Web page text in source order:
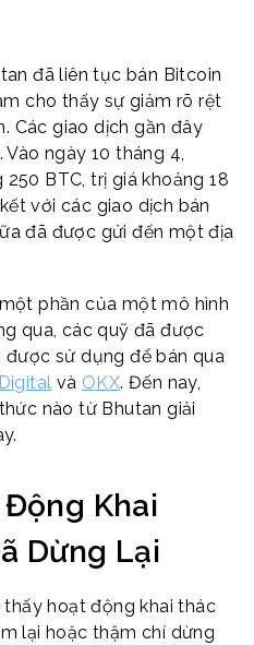
đã liên tục bán Bitcoin
cho thấy sự giảm rõ rệt
Các giao dịch gần đây
ngày 10 tháng 4,
BTC, trị giá khoảng 18
với các giao dịch bán
đã được gửi đến một địa
phần của một mô hình
qua, các quỹ đã được
sử dụng để bán qua
và OKX. Đến nay,
nào từ Bhutan giải
Khai
Dừng Lại
thấy hoạt động khai thác
lại hoặc thậm chí dừng